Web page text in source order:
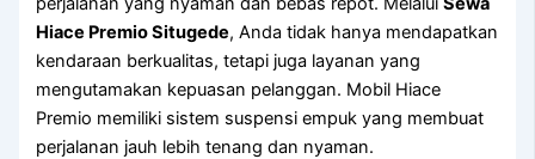
Hiace Premio Situgede, Anda tidak hanya mendapatkan
kendaraan berkualitas, tetapi juga layanan yang
mengutamakan kepuasan pelanggan. Mobil Hiace
Premio memiliki sistem suspensi empuk yang membuat
perjalanan jauh lebih tenang dan nyaman.